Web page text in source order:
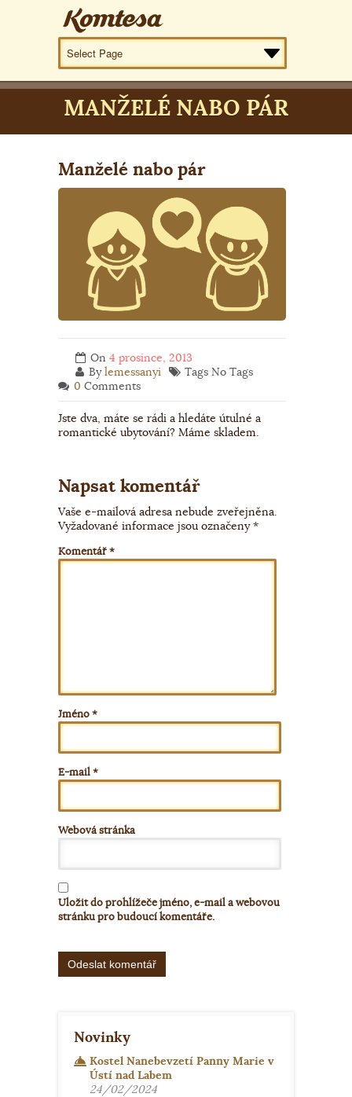
MANŽELÉ NABO PÁR
Manželé nabo pár
On 4 prosince, 2013
Bylemessanyi
Tags No Tags
0 Comments
Jste dva, máte se rádi a hledáte útulné a
romantické ubytování? Máme skladem.
Napsat komentář
Vaše e-mailová adresa nebude zveřejněna.
Vyžadované informace jsou označeny*
Komentář*
Jméno*
E-mail*
Webová stránka
Uložit do prohlížeče jméno, e-mail a webovou
stránku pro budoucí komentáře.
Novinky
Kostel Nanebevzetí Panny Marie v
Ústí nad Labem
24/02/2024